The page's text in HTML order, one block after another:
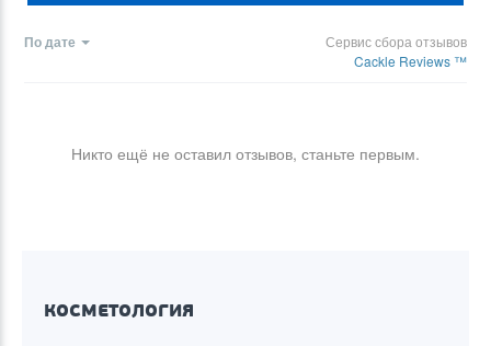
По дате
Сервис сбора отзывов
Cackle Reviews ™
Никто ещё не оставил отзывов, станьте первым.
КОСМЕТОЛОГИЯ